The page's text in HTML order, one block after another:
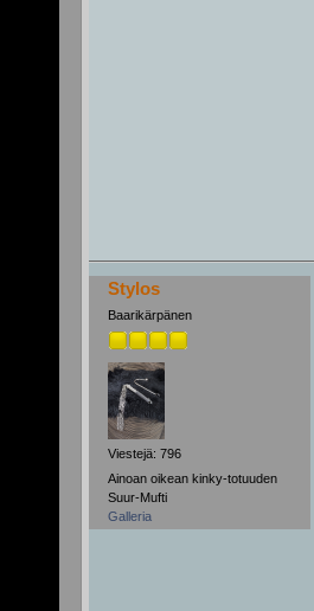
Stylos
Baarikärpänen
Viestejä: 796
Ainoan oikean kinky-totuuden
Suur-Mufti
Galleria